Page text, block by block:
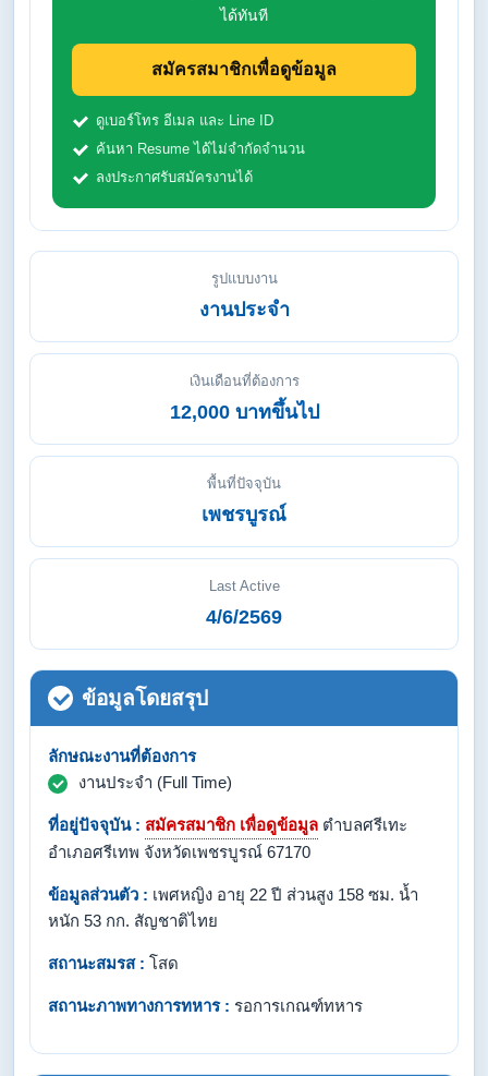
ได้ทันที
สมัครสมาชิกเพื่อดูข้อมูล
ดูเบอร์โทร อีเมล และ Line ID
ค้นหา Resume ได้ไม่จำกัดจำนวน
ลงประกาศรับสมัครงานได้
รูปแบบงาน
งานประจำ
เงินเดือนที่ต้องการ
12,000 บาทขึ้นไป
พื้นที่ปัจจุบัน
เพชรบูรณ์
Last Active
4/6/2569
ข้อมูลโดยสรุป
ลักษณะงานที่ต้องการ
งานประจำ (Full Time)
ที่อยู่ปัจจุบัน : สมัครสมาชิก เพื่อดูข้อมูล ตำบลศรีเทะ
อำเภอศรีเทพ จังหวัดเพชรบูรณ์ 67170
ข้อมูลส่วนตัว : เพศหญิง อายุ 22 ปี ส่วนสูง 158 ซม. น้ำ
หนัก 53 กก. สัญชาติไทย
สถานะสมรส : โสด
สถานะภาพทางการทหาร : รอการเกณฑ์ทหาร